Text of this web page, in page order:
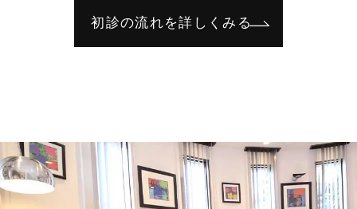
初診の流れを詳しくみる